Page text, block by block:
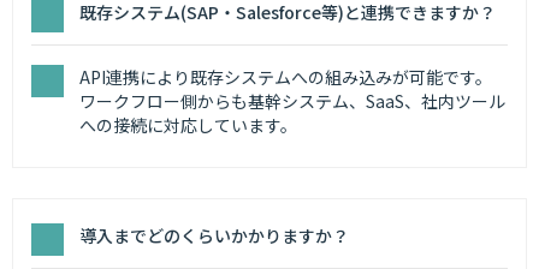
既存システム(SAP・Salesforce等)と連携できますか？
API連携により既存システムへの組み込みが可能です。
ワークフロー側からも基幹システム、SaaS、社内ツール
への接続に対応しています。
導入までどのくらいかかりますか？